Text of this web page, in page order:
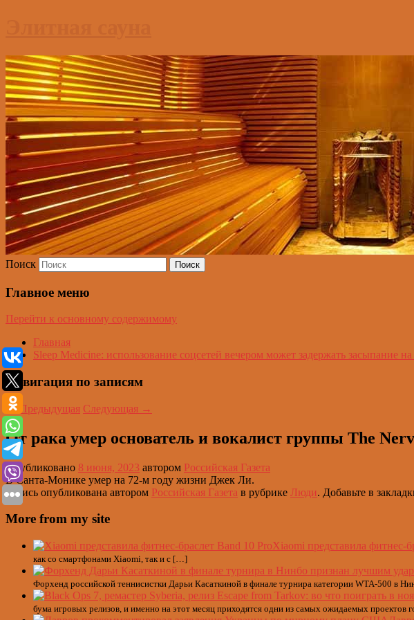
Поиск
Главное меню
Перейти к основному содержимому
Главная
Sleep Medicine: использование соцсетей вечером может задержать засыпание на
Навигация по записям
←Предыдущая Следующая →
От рака умер основатель и вокалист группы The
Опубликовано 8 июня, 2023 автором Российская Газета
В Санта-Монике умер на 72-м году жизни Джек Ли.
Запись опубликована автором Российская Газета в рубрике Люди. Добавьте в
More from my site
Xiaomi представила фитнес-
как со смартфонами Xiaomi, так и с […]
Форхенд российской теннисистки Дарьи Касаткиной в финале турнира категории WTA-500
бума игровых релизов, и именно на этот месяц приходятся одни из самых ожидаемых